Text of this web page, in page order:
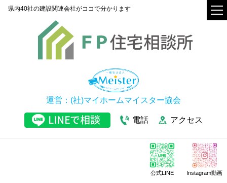
県内40社の建設関連会社がココで分かります
運営：(社)マイホームマイスター協会
電話 アクセス
公式LINE Instagram動画